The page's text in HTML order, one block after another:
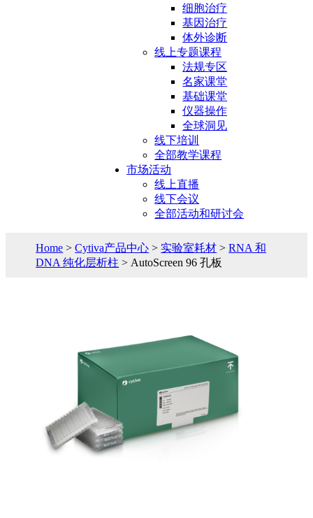
细胞治疗
基因治疗
体外诊断
线上专题课程
法规专区
名家课堂
基础课堂
仪器操作
全球洞见
线下培训
全部教学课程
市场活动
线上直播
线下会议
全部活动和研讨会
Home >Cytiva产品中心 > 实验室耗材 >RNA 和
DNA 纯化层析柱 > AutoScreen 96 孔板